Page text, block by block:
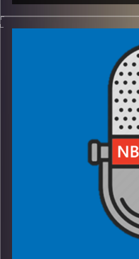
שרון דוידוביץ', משה
לברון ג׳יימס לסטף
שהליגה צריכה
דאלאס מאבריקס
את היכולת
מה הדרך
שרון דוידוביץ׳ ושאלות